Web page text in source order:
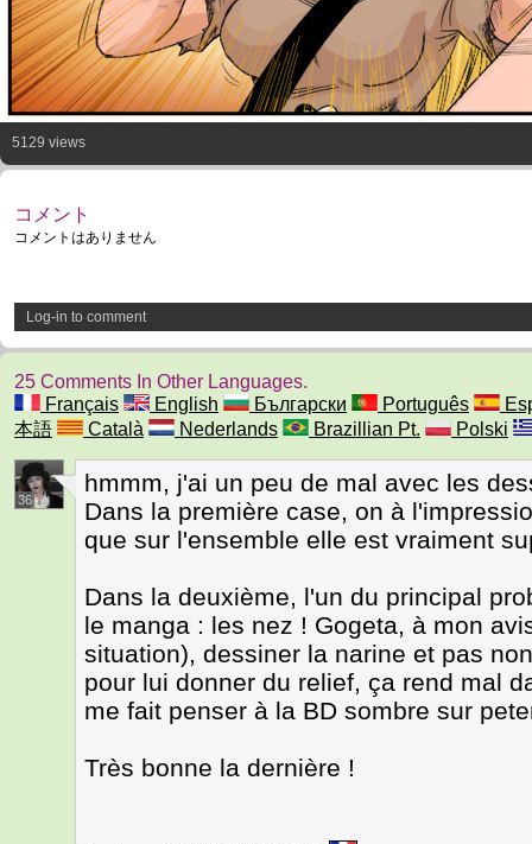
5129 views
コメント
コメントはありません
Log-in to comment
25 Comments In Other Languages.
Français
English Български Português
本語
Català Nederlands Brazillian Pt. Polski
36
hmmm, j'ai un peu de mal avec les
Dans la première case, on à
que sur l'ensemble elle est vraiment
Dans la deuxième, l'un du principal
le manga : les nez ! Gogeta, à mon
situation), dessiner la narine et pas
pour lui donner du relief, ça rend mal
me fait penser à la BD sombre sur
Très bonne la dernière !